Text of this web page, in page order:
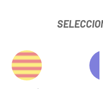
más corto